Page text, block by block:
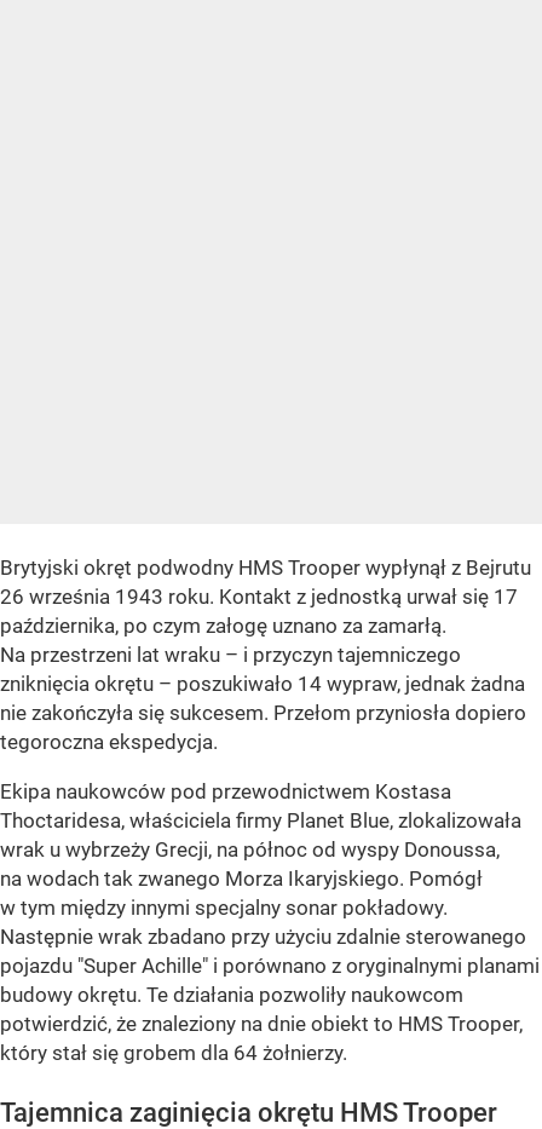
Brytyjski okręt podwodny HMS Trooper wypłynął z Bejrutu
26 września 1943 roku. Kontakt z jednostką urwał się 17
października, po czym załogę uznano za zamarłą.
Na przestrzeni lat wraku – i przyczyn tajemniczego
zniknięcia okrętu – poszukiwało 14 wypraw, jednak żadna
nie zakończyła się sukcesem. Przełom przyniosła dopiero
tegoroczna ekspedycja.
Ekipa naukowców pod przewodnictwem Kostasa
Thoctaridesa, właściciela firmy Planet Blue, zlokalizowała
wrak u wybrzeży Grecji, na północ od wyspy Donoussa,
na wodach tak zwanego Morza Ikaryjskiego. Pomógł
w tym między innymi specjalny sonar pokładowy.
Następnie wrak zbadano przy użyciu zdalnie sterowanego
pojazdu "Super Achille" i porównano z oryginalnymi planami
budowy okrętu. Te działania pozwoliły naukowcom
potwierdzić, że znaleziony na dnie obiekt to HMS Trooper,
który stał się grobem dla 64 żołnierzy.
Tajemnica zaginięcia okrętu HMS Trooper